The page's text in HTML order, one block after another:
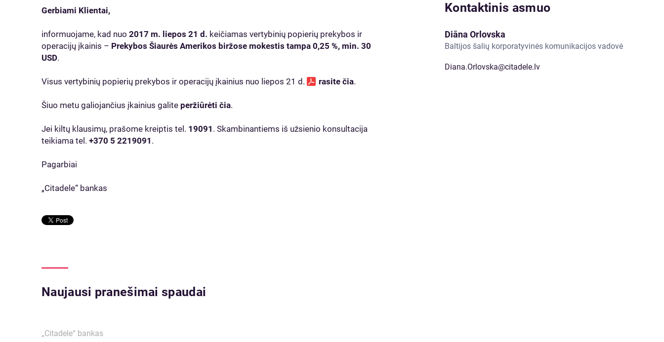
Gerbiami Klientai,
informuojame, kad nuo 2017 m. liepos 21 d. keičiamas vertybinių popierių prekybos ir
operacijų įkainis – Prekybos Šiaurės Amerikos biržose mokestis tampa 0,25 %, min. 30
USD.
Visus vertybinių popierių prekybos ir operacijų įkainius nuo liepos 21 d. rasite čia.
Šiuo metu galiojančius įkainius galite peržiūrėti čia.
Jei kiltų klausimų, prašome kreiptis tel. 19091 . Skambinantiems iš užsienio konsultacija
teikiama tel. +370 5 2219091 .
Pagarbiai
„Citadele“ bankas
Kontaktinis asmuo
Diāna Orlovska
Baltijos šalių korporatyvinės komunikacijos vadovė
Diana.Orlovska@citadele.lv
Naujausi pranešimai spaudai
„Citadele“ bankas